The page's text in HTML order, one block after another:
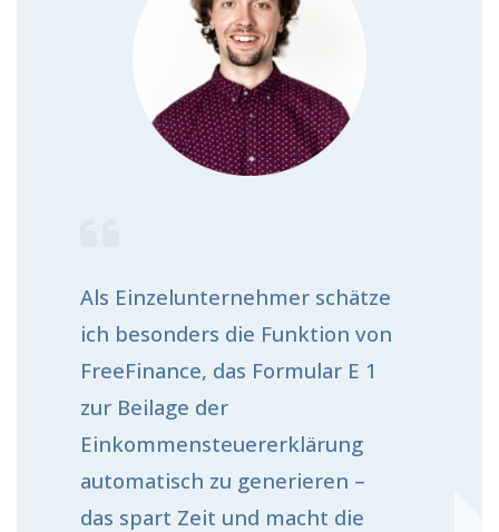
Als Einzelunternehmer schätze
ich besonders die Funktion von
FreeFinance, das Formular E 1
zur Beilage der
Einkommensteuererklärung
automatisch zu generieren –
das spart Zeit und macht die